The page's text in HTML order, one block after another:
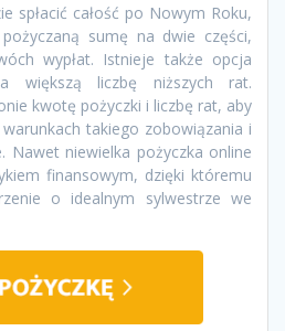
spłacić całość po Nowym Roku,
sumę na dwie części,
wypłat. Istnieje także opcja
większą liczbę niższych rat.
kwotę pożyczki i liczbę rat, aby
takiego zobowiązania i
Nawet niewielka pożyczka online
finansowym, dzięki któremu
o idealnym sylwestrze we